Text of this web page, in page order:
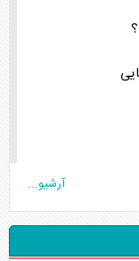
غرب
آرشیو...